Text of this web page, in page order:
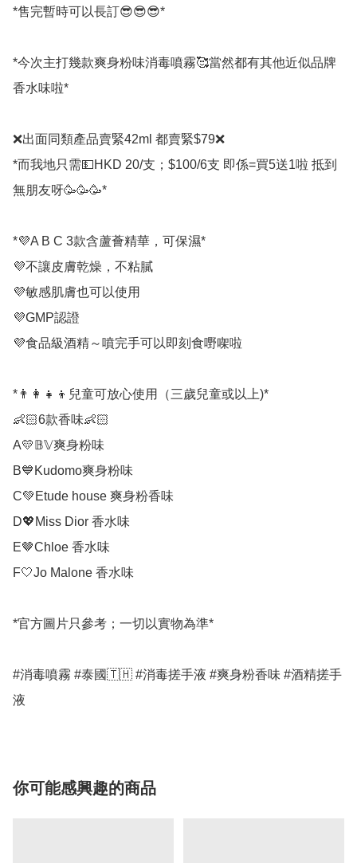
*售完暫時可以長訂😎😎😎*
*今次主打幾款爽身粉味消毒噴霧🥰當然都有其他近似品牌
香水味啦*
❌出面同類產品賣緊42ml 都賣緊$79❌
*而我地只需💵HKD 20/支；$100/6支 即係=買5送1啦 抵到
無朋友呀🥳🥳🥳*
*💜A B C 3款含蘆薈精華，可保濕*
💜不讓皮膚乾燥，不粘膩
💜敏感肌膚也可以使用
💜GMP認證
💜食品級酒精～噴完手可以即刻食嘢㗎啦
*👨‍👩‍👧‍👦兒童可放心使用（三歲兒童或以上)*
👶🏻6款香味👶🏻
A💛𝔹𝕍爽身粉味
B💙Kudomo爽身粉味
C💚Etude house 爽身粉香味
D💖Miss Dior 香水味
E🤎Chloe 香水味
F🤍Jo Malone 香水味
*官方圖片只參考；一切以實物為準*
#消毒噴霧 #泰國🇹🇭 #消毒搓手液 #爽身粉香味 #酒精搓手
液
你可能感興趣的商品